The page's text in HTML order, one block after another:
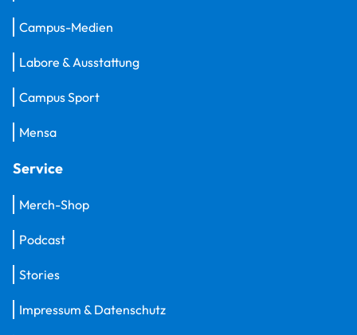
Campus-Medien
Labore & Ausstattung
Campus Sport
Mensa
Service
Merch-Shop
Podcast
Stories
Impressum & Datenschutz